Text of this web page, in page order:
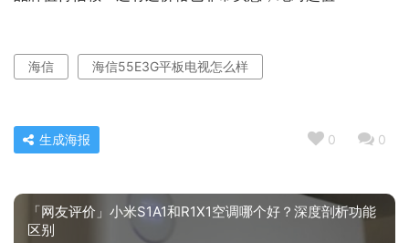
海信 海信55E3G平板电视怎么样
0 0
生成海报
「网友评价」小米S1A1和R1X1空调哪个好？深度剖析功能
区别